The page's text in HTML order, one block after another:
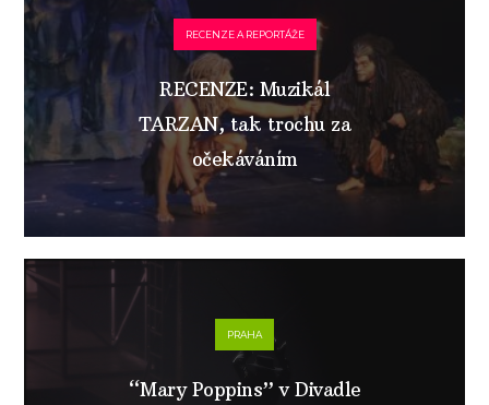
RECENZE A REPORTÁŽE
RECENZE: Muzikál
TARZAN, tak trochu za
očekáváním
PRAHA
“Mary Poppins” v Divadle